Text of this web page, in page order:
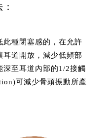
此種閉塞感的，在允許
耳道開放，減少低頻部
深至耳道內部的1/2接觸
可減少骨頭振動所產